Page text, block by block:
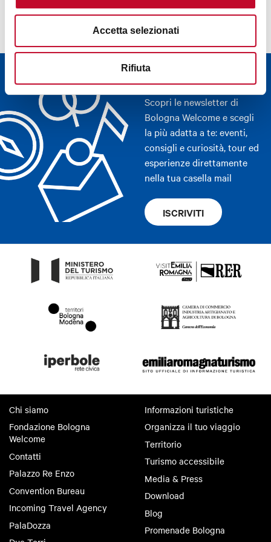
Accetta selezionati
Rifiuta
Newsletter
Scopri le newsletter di
Bologna Welcome e scegli
la più adatta a te: eventi,
consigli e curiosità, tour ed
esperienze direttamente
nella tua casella mail
ISCRIVITI
Chi siamo
Fondazione Bologna
Welcome
Contatti
Palazzo Re Enzo
Convention Bureau
Incoming Travel Agency
PalaDozza
Informazioni turistiche
Organizza il tuo viaggio
Territorio
Turismo accessibile
Media & Press
Download
Blog
Promenade Bologna